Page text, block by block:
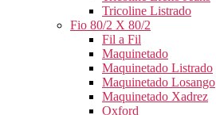
Tricoline Listrado
Fio 80/2 X 80/2
Fil a Fil
Maquinetado
Maquinetado Listrado
Maquinetado Losango
Maquinetado Xadrez
Oxford